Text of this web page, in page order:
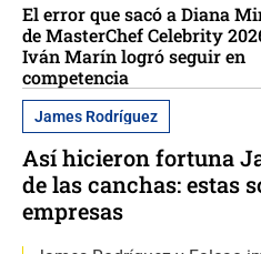
El error que sacó a Diana
de MasterChef Celebrity
Iván Marín logró seguir en
competencia
James Rodríguez
Así hicieron fortuna
de las canchas: estas
empresas